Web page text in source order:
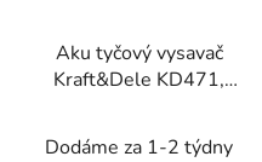
Aku tyčový vysavač
Kraft&Dele KD471,
Dodáme za 1-2 týdny